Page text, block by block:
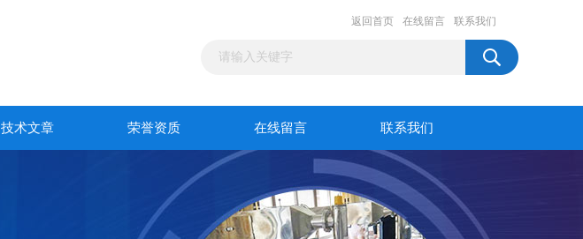
返回首页 在线留言 联系我们
技术文章 荣誉资质 在线留言 联系我们